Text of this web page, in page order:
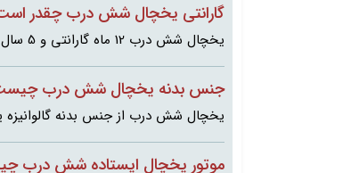
گارانتی یخچال شش درب چقدر
یخچال شش درب 12 ماه گارانتی و 5 سال خدمات پس از فروش دارد.
جنس بدنه یخچال شش درب
یخچال شش درب از جنس بدنه
موتور یخچال ایستاده شش درب